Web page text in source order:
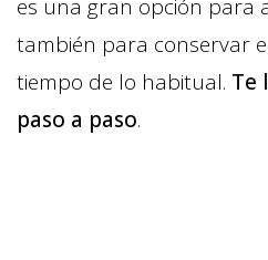
es una gran opción para
también para conservar
tiempo de lo habitual. Te
paso a paso.